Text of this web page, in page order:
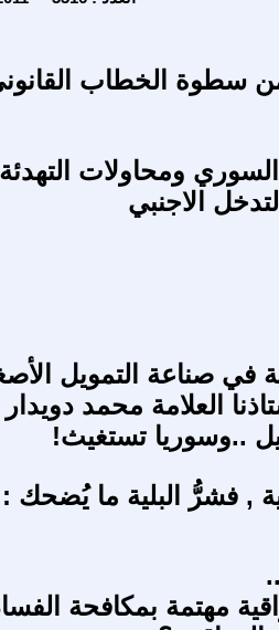
سطوة الخطاب
ومحاولات
الاجنبي
في صناعة التمويل
العلامة محمد دويدار
..وسوريا تستغيث!
, فشرُّ البلية ما يُضحك :
مهتمة بمكافحة